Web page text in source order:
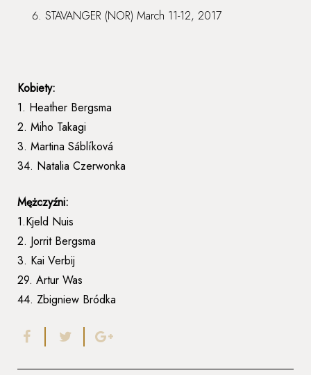
STAVANGER (NOR) March 11-12, 2017
Kobiety:
1. Heather Bergsma
2. Miho Takagi
3. Martina Sáblíková
34. Natalia Czerwonka
Mężczyźni:
1.Kjeld Nuis
2. Jorrit Bergsma
3. Kai Verbij
29. Artur Was
44. Zbigniew Bródka